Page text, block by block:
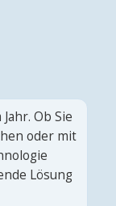
Ob Sie
oder mit
Lösung